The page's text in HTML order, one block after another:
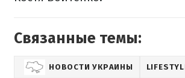
Связанные темы:
НОВОСТИ УКРАИНЫ